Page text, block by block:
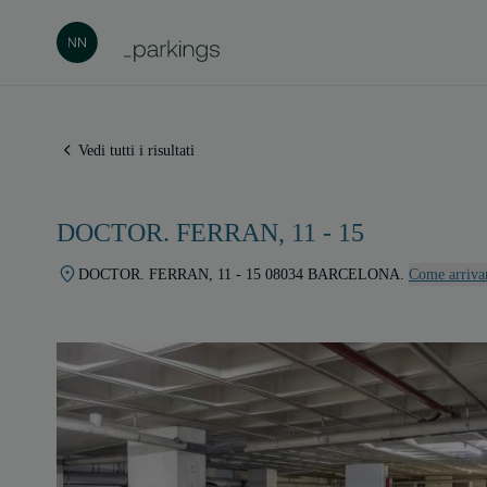
Vedi tutti i risultati
DOCTOR. FERRAN, 11 - 15
DOCTOR. FERRAN, 11 - 15 08034 BARCELONA. Come